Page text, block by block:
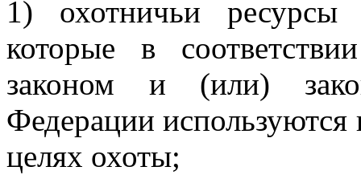
1) охотничьи
которые в
законом и (или)
Федерации
целях охоты;